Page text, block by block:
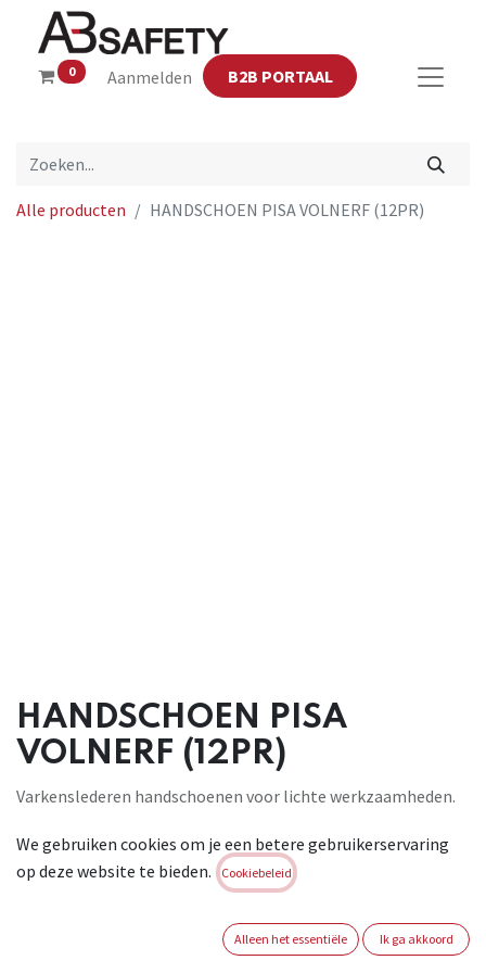
0 Aanmelden B2B PORTAAL
Alle producten HANDSCHOEN PISA VOLNERF (12PR)
HANDSCHOEN PISA
VOLNERF (12PR)
Varkenslederen handschoenen voor lichte werkzaamheden.
zijn voorzien van een elastiek aan de buitenzijde en
duurzame
Pisa Nerf: met een palm in nerfleder en een rug in
We gebruiken cookies om je een betere gebruikerservaring
op deze website te bieden.
Cookiebeleid
Alleen het essentiële Ik ga akkoord